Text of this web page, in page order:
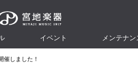
イベント メンテナン
催しました！